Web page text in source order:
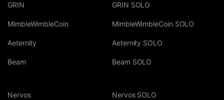
GRIN
MimbleWimbleCoin
Aeternity
Beam
GRIN SOLO
MimbleWimbleCoin SOLO
Aeternity SOLO
Beam SOLO
Nervos Nervos SOLO